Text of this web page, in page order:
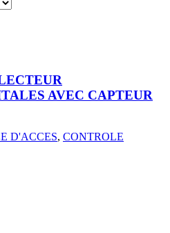
AVEC CAPTEUR
D'ACCES, CONTROLE